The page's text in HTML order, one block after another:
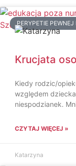
PERYPETIE
Krucjata
Kiedy rodzic/
względem
niespodzianek.
CZYTAJ WIĘCEJ »
Katarzyna